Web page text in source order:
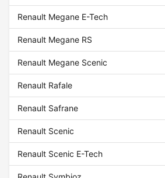
Renault Megane E-Tech
Renault Megane RS
Renault Megane Scenic
Renault Rafale
Renault Safrane
Renault Scenic
Renault Scenic E-Tech